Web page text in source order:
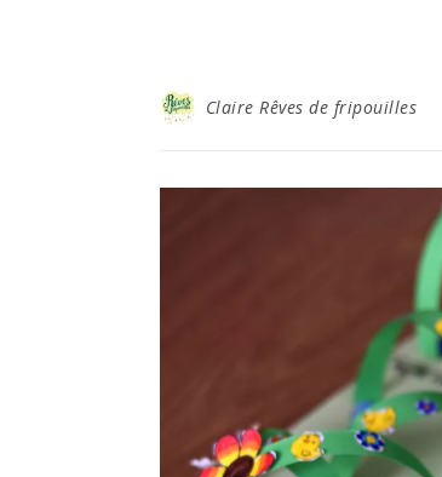
Claire Rêves de fripouilles